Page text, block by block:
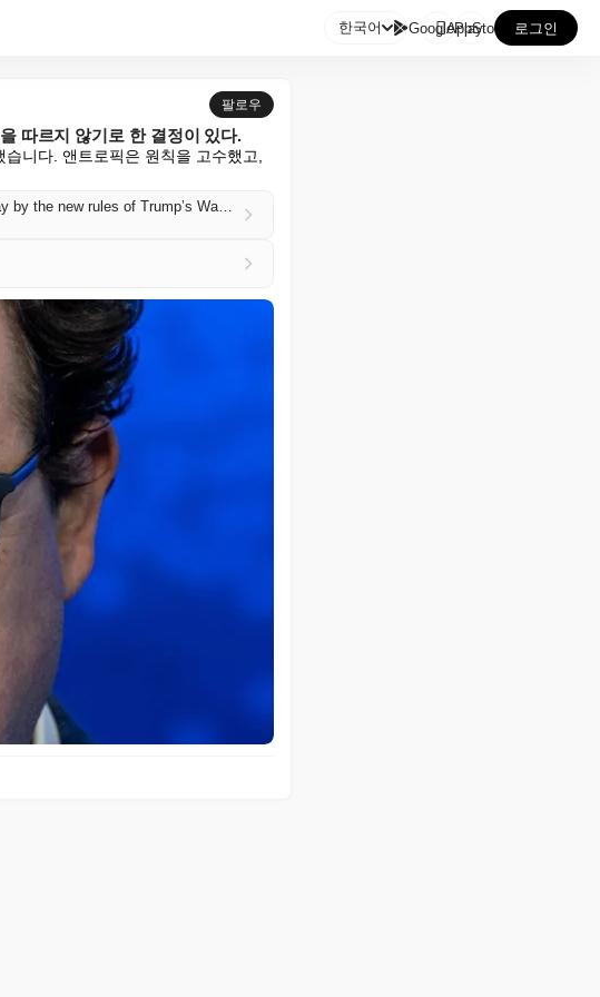
한국어 GooglePlay
AppStore 로그인
팔로우
따르지 않기로 한 결정이 있다.
니다. 앤트로픽은 원칙을 고수했고,
At the heart of Anthropic’s clashes with the U.S. government, a decision not to play by the new rules of Trump’s Washington